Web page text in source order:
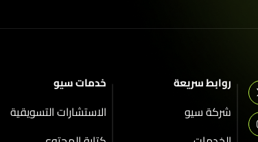
روابط سريعة
شركة سيو
خدمات سيو
الاستشارات التسويقية